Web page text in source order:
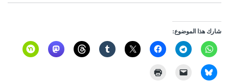
شارك هذا الموضوع: